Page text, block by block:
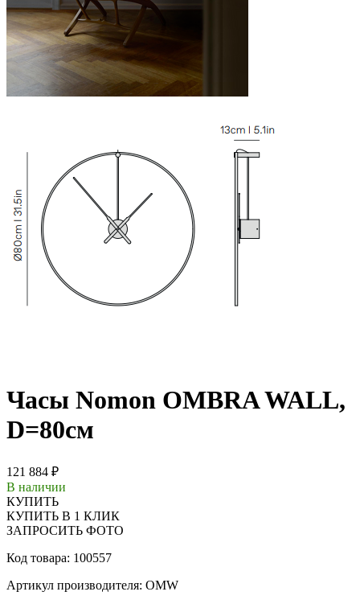
Часы Nomon OMBRA WALL,
D=80см
121 884 ₽
В наличии
КУПИТЬ
КУПИТЬ В 1 КЛИК
ЗАПРОСИТЬ ФОТО
Код товара: 100557
Артикул производителя: OMW